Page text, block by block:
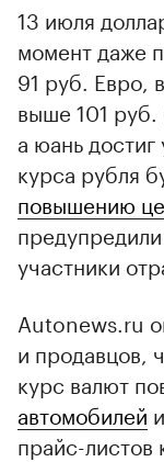
13 июля
момент даже
91 руб. Евро,
выше 101 руб.
а юань
курса рубля
повышению
участники
Autonews.ru
и продавцов,
курс валют
автомобилей
прайс-листов